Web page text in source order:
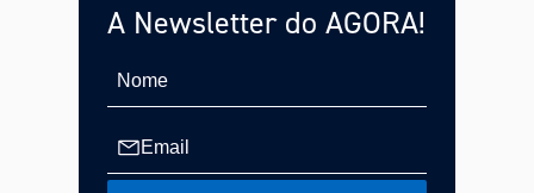
A Newsletter do AGORA!